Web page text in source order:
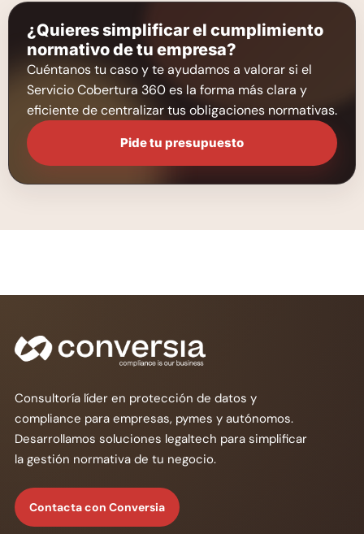
¿Quieres simplificar el cumplimiento
normativo de tu empresa?
Cuéntanos tu caso y te ayudamos a valorar si el
Servicio Cobertura 360 es la forma más clara y
eficiente de centralizar tus obligaciones normativas.
Pide tu presupuesto
Consultoría líder en protección de datos y
compliance para empresas, pymes y autónomos.
Desarrollamos soluciones legaltech para simplificar
la gestión normativa de tu negocio.
Contacta con Conversia